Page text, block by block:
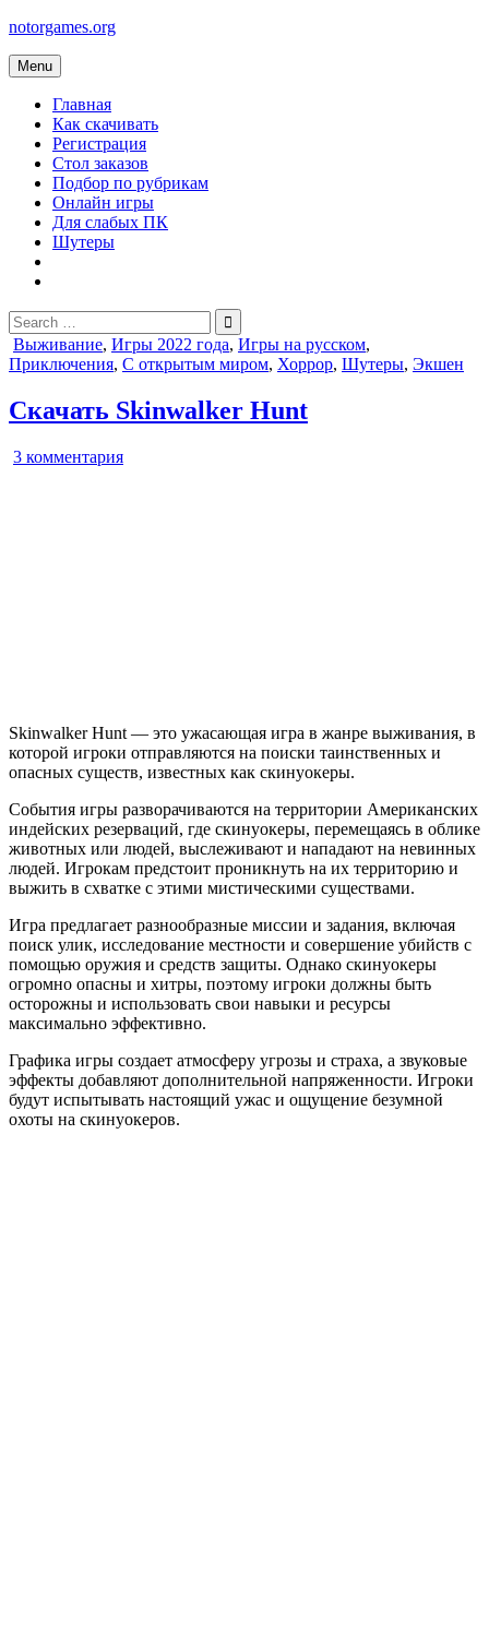
Skip
content
notorgames.org
Menu
Главная
Как скачивать
Регистрация
Стол заказов
Подбор по рубрикам
Онлайн игры
Для слабых ПК
Шутеры
Search
for:
Posted
in
Выживание, Игры 2022 года, Игры на русском,
Приключения, С открытым миром, Хоррор, Шутеры, Экшен
Скачать Skinwalker Hunt
3 комментарияк
Skinwalker Hunt — это ужасающая игра в жанре выживания, в
которой игроки отправляются на поиски таинственных и
опасных существ, известных как скинуокеры.
События игры разворачиваются на территории Американских
индейских резерваций, где скинуокеры, перемещаясь в облике
животных или людей, выслеживают и нападают на невинных
людей. Игрокам предстоит проникнуть на их территорию и
выжить в схватке с этими мистическими существами.
Игра предлагает разнообразные миссии и задания, включая
поиск улик, исследование местности и совершение убийств с
помощью оружия и средств защиты. Однако скинуокеры
огромно опасны и хитры, поэтому игроки должны быть
осторожны и использовать свои навыки и ресурсы
максимально эффективно.
Графика игры создает атмосферу угрозы и страха, а звуковые
эффекты добавляют дополнительной напряженности. Игроки
будут испытывать настоящий ужас и ощущение безумной
охоты на скинуокеров.